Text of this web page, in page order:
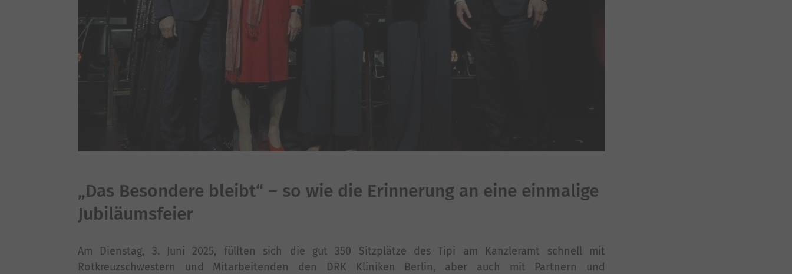
„Das Besondere bleibt“ – so wie die Erinnerung an eine einmalige
Jubiläumsfeier
Am Dienstag, 3. Juni 2025, füllten sich die gut 350 Sitzplätze des Tipi am Kanzleramt schnell mit
Rotkreuzschwestern und Mitarbeitenden den DRK Kliniken Berlin, aber auch mit Partnern und